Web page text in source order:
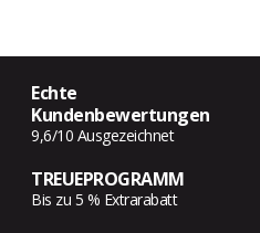
Echte
Kundenbewertungen
9,6/10 Ausgezeichnet
TREUEPROGRAMM
Bis zu 5 % Extrarabatt